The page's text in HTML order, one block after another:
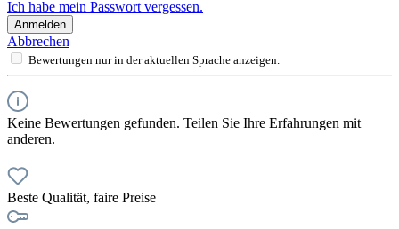
Ich habe mein Passwort vergessen.
Anmelden
Abbrechen
Bewertungen nur in der aktuellen Sprache anzeigen.
Keine Bewertungen gefunden. Teilen Sie Ihre Erfahrungen mit
anderen.
Beste Qualität, faire Preise